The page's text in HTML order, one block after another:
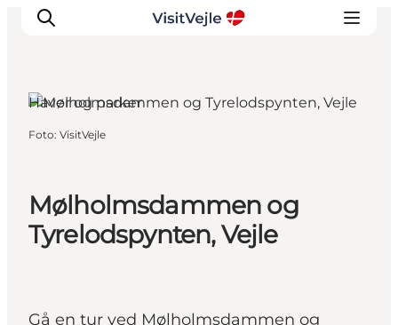
Planlæg dit besøg
Inspiration
Mølholmsdammen og
Tyrelodspynten, Vejle
Gå en tur ved Mølholmsdammen og
Haver og parker
Foto: VisitVejle